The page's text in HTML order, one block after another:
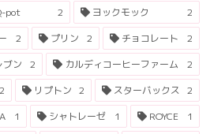
pot 2 ヨックモック
2
2 プリン 2 チョコレート
2
ン 2 カルディコーヒーファーム
2
2 リプトン 2 スターバックス 2
1 シャトレーゼ 1 ROYCE
1